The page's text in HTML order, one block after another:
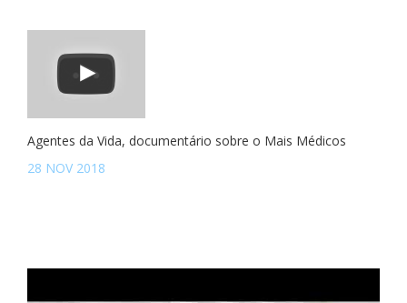
Agentes da Vida, documentário sobre o Mais Médicos
28 NOV 2018